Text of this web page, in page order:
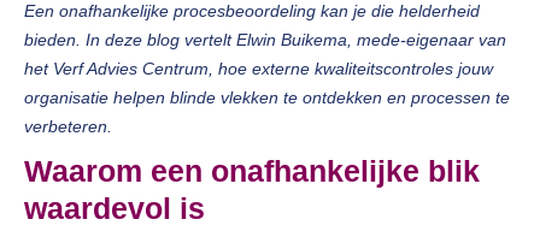
Een onafhankelijke procesbeoordeling kan je die helderheid
bieden. In deze blog vertelt Elwin Buikema, mede-eigenaar van
het Verf Advies Centrum, hoe externe kwaliteitscontroles jouw
organisatie helpen blinde vlekken te ontdekken en processen te
verbeteren.
Waarom een onafhankelijke blik
waardevol is